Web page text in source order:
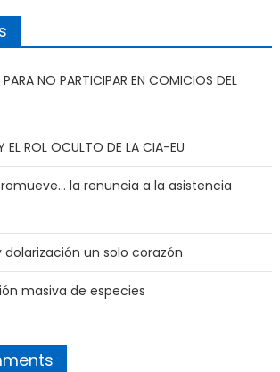
NO PARTICIPAR EN COMICIOS DEL
EL ROL OCULTO DE LA CIA-EU
la renuncia a la asistencia
dolarización un solo corazón
masiva de especies